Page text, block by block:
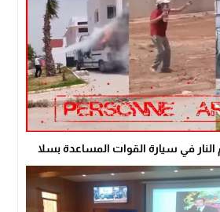
في سيارة القوات المساعدة بسلا